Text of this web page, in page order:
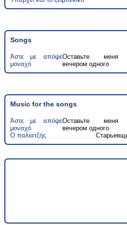
Songs
Άστε με απόψε
μοναχό
Оставьте меня
вечером одного
Music for the songs
Άστε με απόψε
μοναχό
Оставьте меня
вечером одного
Ο παλιατζής